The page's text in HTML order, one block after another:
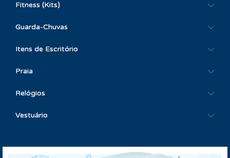
Fitness (Kits)
Guarda-Chuvas
Itens de Escritório
Praia
Relógios
Vestuário